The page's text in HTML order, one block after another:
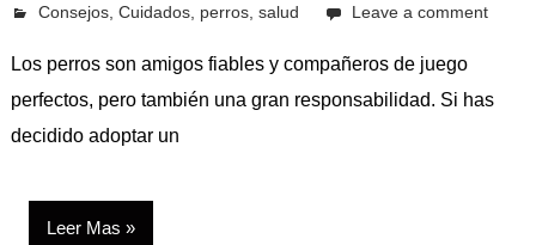
octubre 12, 2023
Pcvkk
Consejos, Cuidados, perros, salud Leave a comment
Los perros son amigos fiables y compañeros de juego
perfectos, pero también una gran responsabilidad. Si has
decidido adoptar un
Leer Mas